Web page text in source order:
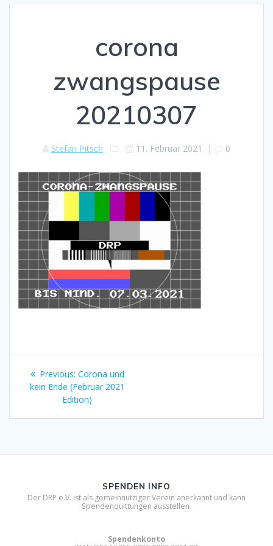
corona
zwangspause
20210307
Stefan Pitsch 11. Februar 2021 | 0
Beitragsnavigation
Previous: Previous
post:
Corona und
kein Ende (Februar 2021
Edition)
SPENDEN INFO
Der DRP e.V. ist als gemeinnütziger Verein anerkannt und kann
Spendenquittungen ausstellen.
Spendenkonto